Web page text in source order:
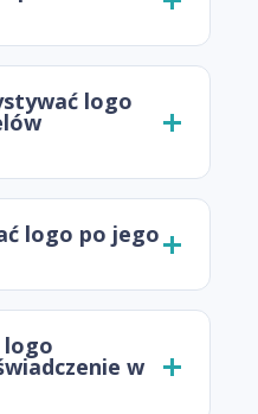
logo
logo po jego
logo
w